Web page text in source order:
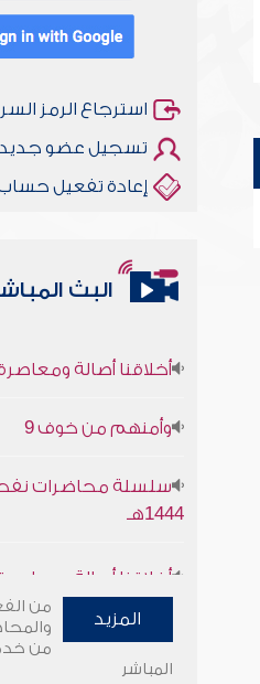
استرجاع الرمز
تسجيل عضو جديد
إعادة تفعيل
البث
1444هـ
وأمنهم من خوف 9
سلسلة محاضرات
المزيد
من
من
المباشر